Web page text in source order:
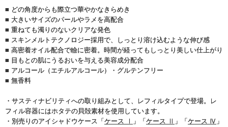
■ どの角度からも際立つ華やかなきらめき
■ 大きいサイズのパールやラメを高配合
■ 重ねても濁りのないクリアな発色
■ スキンメルトテクノロジー採用で、しっとり溶け込むような伸び感
■ 高密着オイル配合で瞼に密着。時間が経ってもしっとり美しい仕上がり
■ 目もとの肌にうるおいを与える美容成分配合
■ アルコール（エチルアルコール）・グルテンフリー
■ 無香料
・サスティナビリティへの取り組みとして、レフィルタイプで登場。レ
フィル容器にはホタテの貝殻素材を使用しています。
・別売りのアイシャドウケース「 ケース Ⅰ 」「 ケース Ⅱ 」「 ケース Ⅳ 」